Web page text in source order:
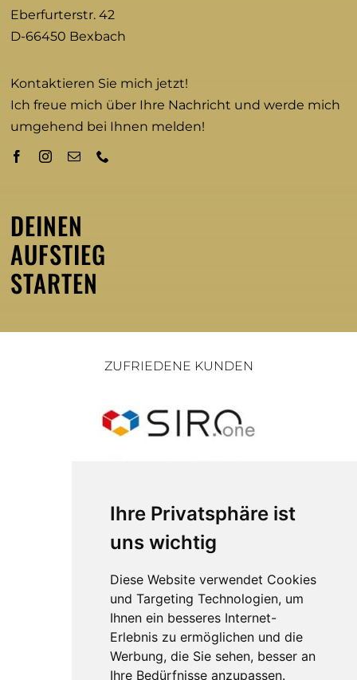
Ihre Privatsphäre ist
uns wichtig
Diese Website verwendet Cookies
und Targeting Technologien, um
Ihnen ein besseres Internet-
Erlebnis zu ermöglichen und die
Werbung, die Sie sehen, besser an
Ihre Bedürfnisse anzupassen.
Eberfurterstr. 42
D-66450 Bexbach
Kontaktieren Sie mich jetzt!
Ich freue mich über Ihre Nachricht und werde mich
umgehend bei Ihnen melden!
DEINEN
AUFSTIEG
STARTEN
ZUFRIEDENE KUNDEN